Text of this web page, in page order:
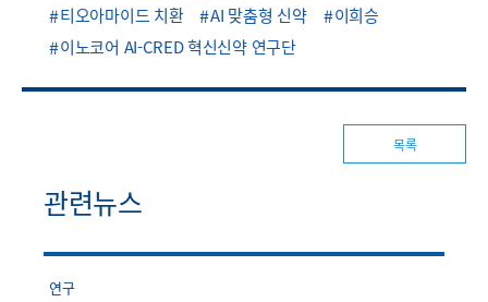
티오아마이드 치환
AI 맞춤형 신약
이희승
이노코어 AI-CRED 혁신신약 연구단
목록
관련뉴스
연구